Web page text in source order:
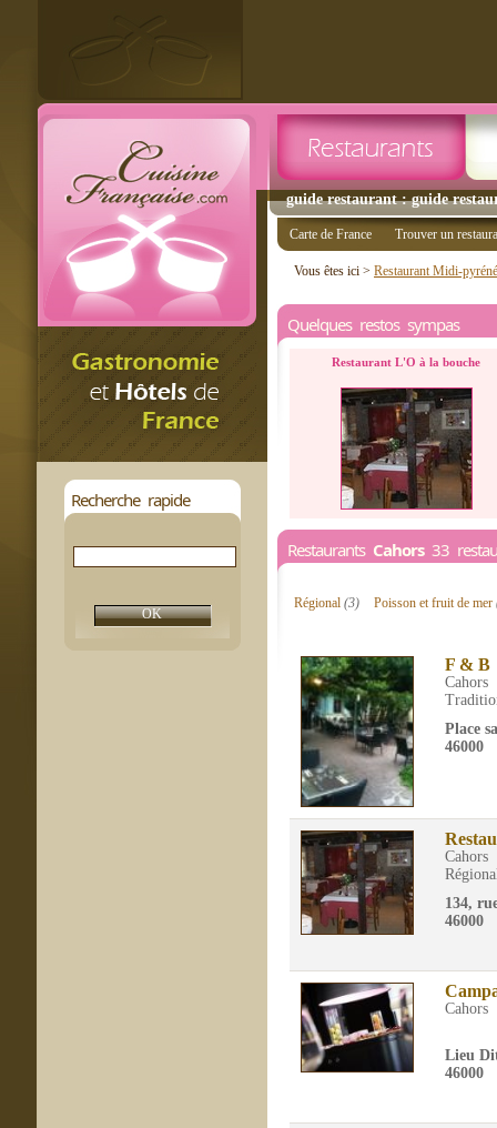
guide restaurant : guide
Recherche rapide
Carte de France Trouver un
Vous êtes ici > Restaurant Midi-
Quelques restos sympas
Restaurant L'O à la bouche
Restaurants Cahors33
Régional (3) Poisson et fruit de mer
F & B
Cahors
Place
46000
Cahors
134,
46000
Cahors
Lieu
46000